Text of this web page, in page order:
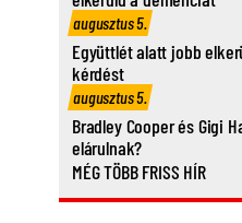
augusztus 5.
Együttlét alatt jobb
kérdést
augusztus 5.
Bradley Cooper és Gigi
elárulnak?
MÉG TÖBB FRISS HÍR